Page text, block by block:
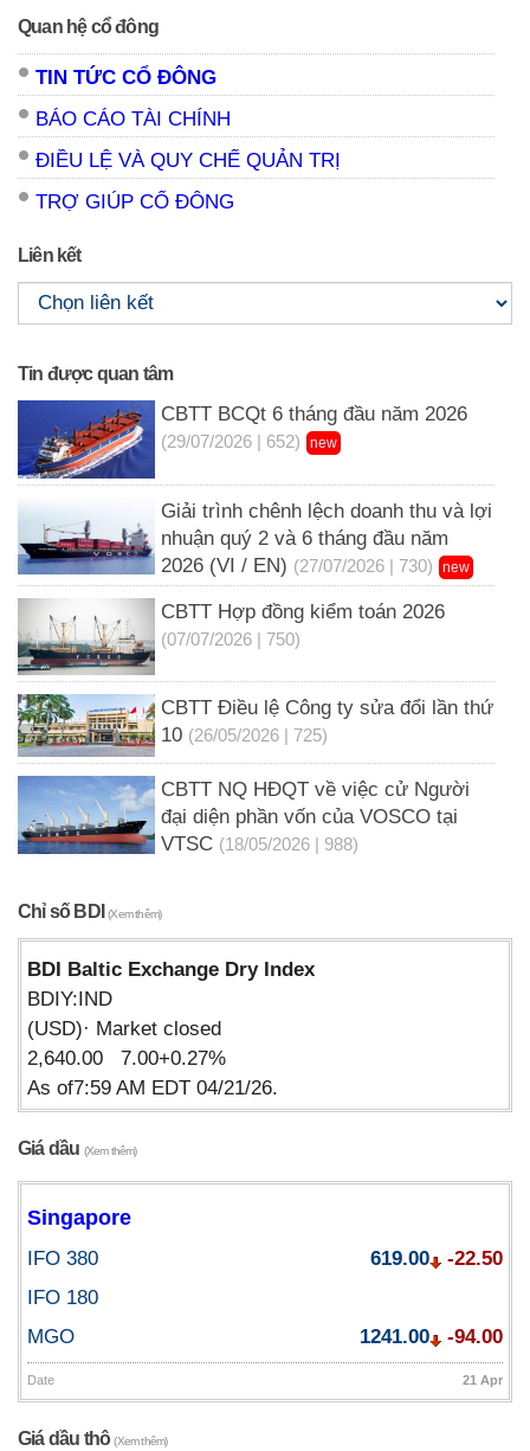
Quan hệ cổ đông
TIN TỨC CỔ ĐÔNG
BÁO CÁO TÀI CHÍNH
ĐIỀU LỆ VÀ QUY CHẾ QUẢN TRỊ
TRỢ GIÚP CỔ ĐÔNG
Liên kết
Tin được quan tâm
CBTT BCQt 6 tháng đầu năm 2026
(29/07/2026 | 652) new
Giải trình chênh lệch doanh thu và lợi
nhuận quý 2 và 6 tháng đầu năm
2026 (VI / EN) (27/07/2026 | 730) new
CBTT Hợp đồng kiểm toán 2026
(07/07/2026 | 750)
CBTT Điều lệ Công ty sửa đổi lần thứ
10 (26/05/2026 | 725)
CBTT NQ HĐQT về việc cử Người
đại diện phần vốn của VOSCO tại
VTSC (18/05/2026 | 988)
Chỉ số BDI(Xem thêm)
BDI Baltic Exchange Dry Index
BDIY:IND
(USD)· Market closed
2,640.00 7.00+0.27%
As of7:59 AM EDT 04/21/26.
Giá dầu (Xem thêm)
Singapore
IFO 380 619.00
-22.50
IFO 180
MGO
1241.00 -94.00
Date 21 Apr
Giá dầu thô(Xem thêm)